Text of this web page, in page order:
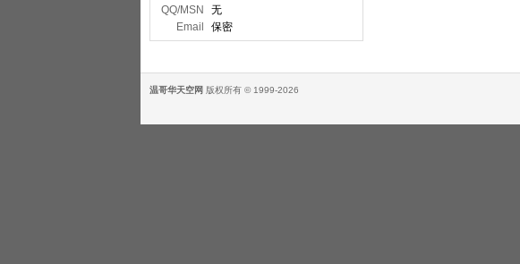
QQ/MSN
无
Email
保密
温哥华天空网 版权所有 © 1999-2026